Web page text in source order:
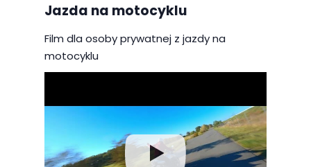
Jazda na motocyklu
Film dla osoby prywatnej z jazdy na
motocyklu